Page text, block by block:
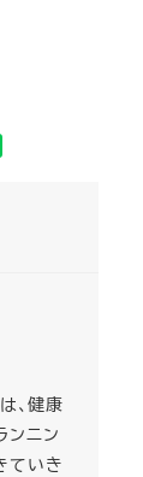
、健康
ンニン
ていき